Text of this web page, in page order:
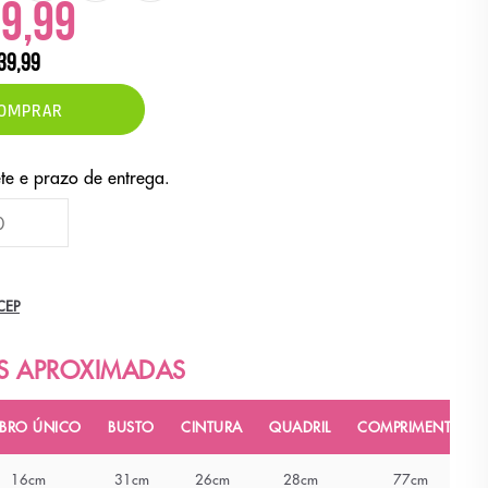
ÚNICO BUSTO CINTURA QUADRIL COMPRIMENTO
16cm 31cm 26cm 28cm 77cm